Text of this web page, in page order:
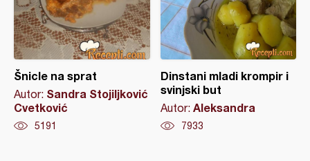
Šnicle na sprat
Autor: Sandra Stojiljković
Cvetković
5191
Dinstani mladi krompir i
svinjski but
Autor: Aleksandra
7933